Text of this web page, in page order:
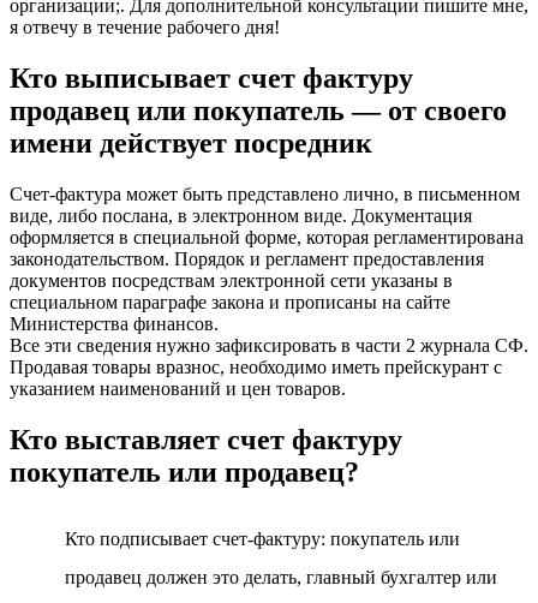
организации;. Для дополнительной консультации пишите мне,
я отвечу в течение рабочего дня!
Кто выписывает счет фактуру
продавец или покупатель — от своего
имени действует посредник
Счет-фактура может быть представлено лично, в письменном
виде, либо послана, в электронном виде. Документация
оформляется в специальной форме, которая регламентирована
законодательством. Порядок и регламент предоставления
документов посредствам электронной сети указаны в
специальном параграфе закона и прописаны на сайте
Министерства финансов.
Все эти сведения нужно зафиксировать в части 2 журнала СФ.
Продавая товары вразнос, необходимо иметь прейскурант с
указанием наименований и цен товаров.
Кто выставляет счет фактуру
покупатель или продавец?
Кто подписывает счет-фактуру: покупатель или
продавец должен это делать, главный бухгалтер или